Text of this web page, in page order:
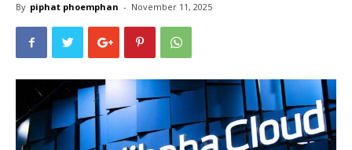
By piphat phoemphan - November 11, 2025